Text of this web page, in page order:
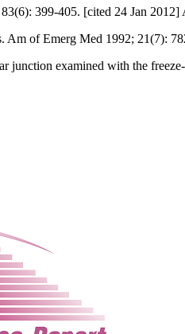
399-405. [cited 24 Jan 2012]
Am of Emerg Med 1992; 21(7):
examined with the